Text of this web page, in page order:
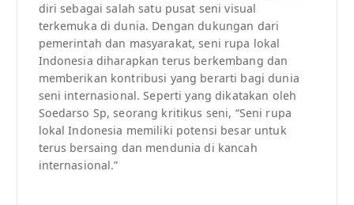
diri sebagai salah satu pusat seni visual
terkemuka di dunia. Dengan dukungan dari
pemerintah dan masyarakat, seni rupa lokal
Indonesia diharapkan terus berkembang dan
memberikan kontribusi yang berarti bagi dunia
seni internasional. Seperti yang dikatakan oleh
Soedarso Sp, seorang kritikus seni, “Seni rupa
lokal Indonesia memiliki potensi besar untuk
terus bersaing dan mendunia di kancah
internasional.”